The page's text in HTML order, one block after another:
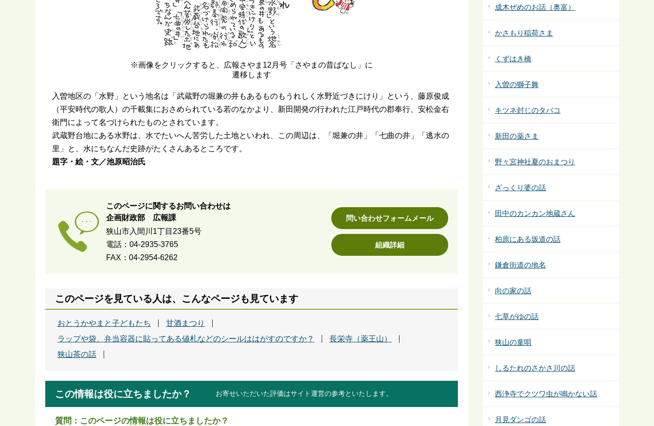
※画像をクリックすると、広報さやま12月号「さやまの昔ばなし」に
遷移します
入曽地区の「水野」という地名は「武蔵野の堀兼の井もあるものもうれしく水野近づきにけり」という、藤原俊成
（平安時代の歌人）の千載集におさめられている若のなかより、新田開発の行われた江戸時代の郡奉行、安松金右
衛門によって名づけられたものとされています。
武蔵野台地にある水野は、水でたいへん苦労した土地といわれ、この周辺は、「堀兼の井」「七曲の井」「逃水の
里」と、水にちなんだ史跡がたくさんあるところです。
題字・絵・文／池原昭治氏
このページに関するお問い合わせは
企画財政部 広報課
狭山市入間川1丁目23番5号
電話：04-2935-3765
FAX：04-2954-6262
問い合わせフォームメール
組織詳細
このページを見ている人は、こんなページも見ています
おとうかやまと子どもたち
甘酒まつり
ラップや袋、弁当容器に貼ってある値札などのシールははがすのですか？
長栄寺（薬王山）
狭山茶の話
この情報は役に立ちましたか？ お寄せいただいた評価はサイト運営の参考といたします。
質問：このページの情報は役に立ちましたか？
成木ぜめのお話（奥富）
かさもり稲荷さま
くずはき橋
入曽の獅子舞
キツネ封じのタバコ
新田の薬さま
野々宮神社夏のおまつり
ざっくり婆の話
田中のカンカン地蔵さん
柏原にある坂道の話
鎌倉街道の地名
向の家の話
七草がゆの話
狭山の童唄
しるたれのさかさ川の話
西浄寺でクツワ虫が鳴かない話
月見ダンゴの話